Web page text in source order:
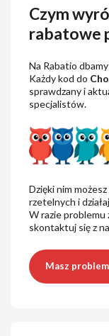
Czym
rabatowe
Na Rabatio
Każdy kod do
sprawdzany i
specjalistów.
Dzięki nim
rzetelnych i
W razie problemu
skontaktuj się z
Masz